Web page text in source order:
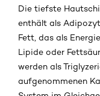
Die tiefste
enthält als
Fett, das als
Lipide oder
werden als
aufgenommenen